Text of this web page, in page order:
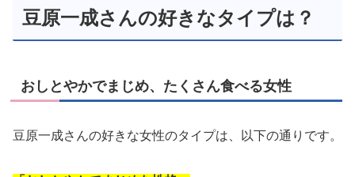
豆原一成さんの好きなタイプは？
おしとやかでまじめ、たくさん食べる女性
豆原一成さんの好きな女性のタイプは、以下の通りです。